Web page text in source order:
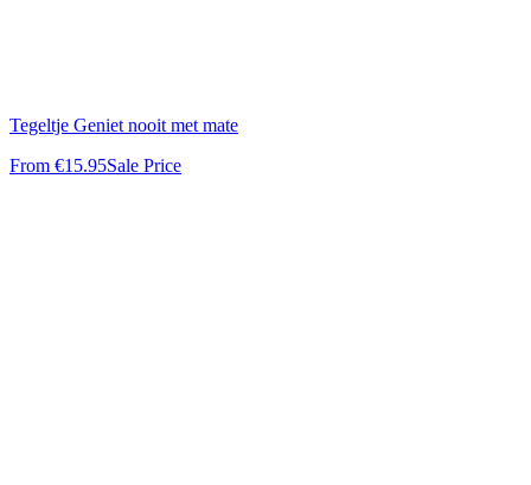
Tegeltje Geniet nooit met mate
From €15.95Sale Price